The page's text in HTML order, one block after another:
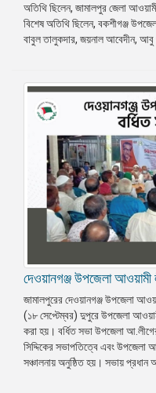
অতিথি ছিলেন, জামালপুর জেলা
বিশেষ অতিথি ছিলেন, বকশীগঞ্জ
বাবুল তালুকদার, জয়নাল আবেদীন,
দেওয়ানগঞ্জ উপজেলা আওয়ামী
জামালপুরের দেওয়ানগঞ্জ উপজেলা
(১৮ সেপ্টেম্বর) দুপুরে উপজেলা
করা হয়। বর্ধিত সভা উপজেলা
সিদ্দিকের সভাপতিত্বে এবং
সঞ্চালনায় অনুষ্ঠিত হয়। সভায় প্রধান